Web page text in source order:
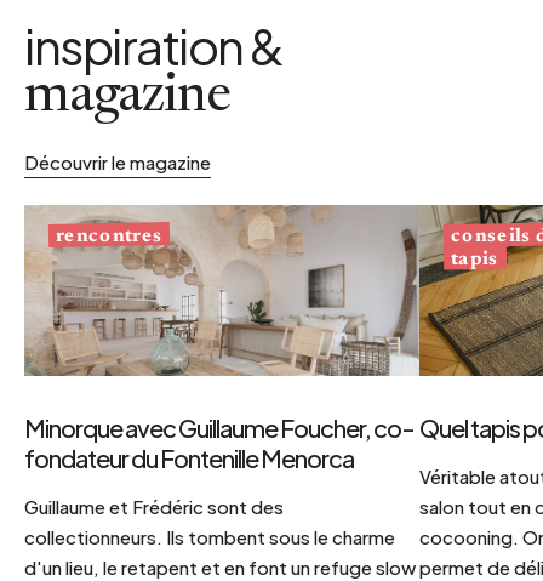
inspiration &
magazine
Découvrir le magazine
rencontres
Minorque avec Guillaume Foucher, co-
fondateur du Fontenille Menorca
Guillaume et Frédéric sont des
collectionneurs. Ils tombent sous le charme
d'un lieu, le retapent et en font un refuge slow
conseils
tapis
Quel tapis
Véritable
salon tout en
cocooning.
permet de